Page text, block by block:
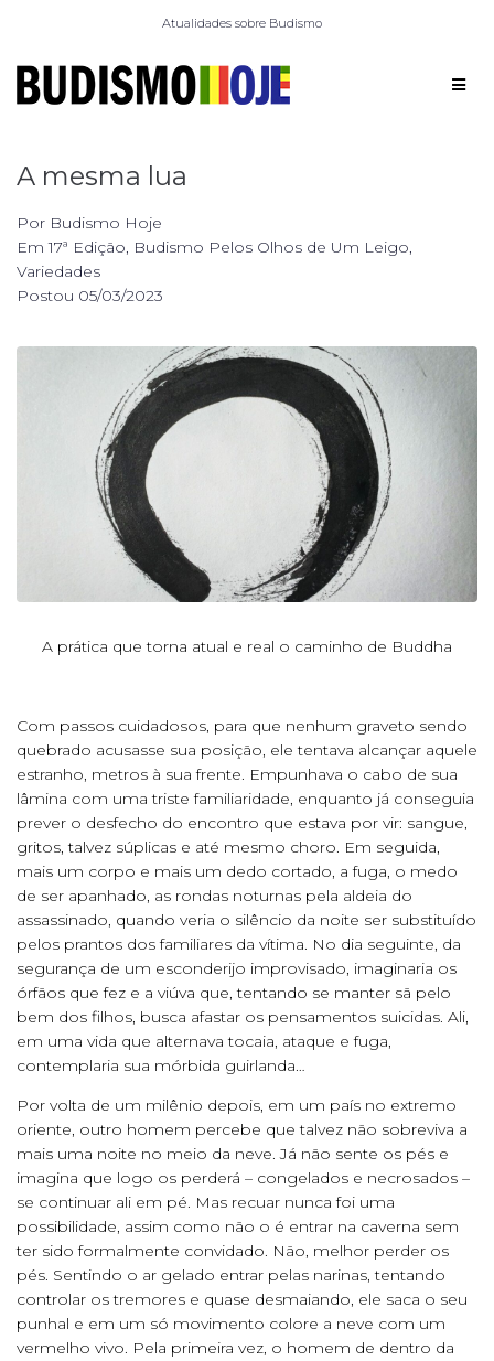
Atualidades sobre Budismo
A mesma lua
Por Budismo Hoje
Em17ª Edição, Budismo Pelos Olhos de Um Leigo,
Variedades
Postou 05/03/2023
A prática que torna atual e real o caminho de Buddha
Com passos cuidadosos, para que nenhum graveto sendo
quebrado acusasse sua posição, ele tentava alcançar aquele
estranho, metros à sua frente. Empunhava o cabo de sua
lâmina com uma triste familiaridade, enquanto já conseguia
prever o desfecho do encontro que estava por vir: sangue,
gritos, talvez súplicas e até mesmo choro. Em seguida,
mais um corpo e mais um dedo cortado, a fuga, o medo
de ser apanhado, as rondas noturnas pela aldeia do
assassinado, quando veria o silêncio da noite ser substituído
pelos prantos dos familiares da vítima. No dia seguinte, da
segurança de um esconderijo improvisado, imaginaria os
órfãos que fez e a viúva que, tentando se manter sã pelo
bem dos filhos, busca afastar os pensamentos suicidas. Ali,
em uma vida que alternava tocaia, ataque e fuga,
contemplaria sua mórbida guirlanda…
Por volta de um milênio depois, em um país no extremo
oriente, outro homem percebe que talvez não sobreviva a
mais uma noite no meio da neve. Já não sente os pés e
imagina que logo os perderá – congelados e necrosados –
se continuar ali em pé. Mas recuar nunca foi uma
possibilidade, assim como não o é entrar na caverna sem
ter sido formalmente convidado. Não, melhor perder os
pés. Sentindo o ar gelado entrar pelas narinas, tentando
controlar os tremores e quase desmaiando, ele saca o seu
punhal e em um só movimento colore a neve com um
vermelho vivo. Pela primeira vez, o homem de dentro da